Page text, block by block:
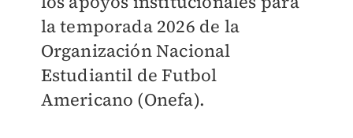
la temporada 2026 de la
Organización Nacional
Estudiantil de Futbol
Americano (Onefa).